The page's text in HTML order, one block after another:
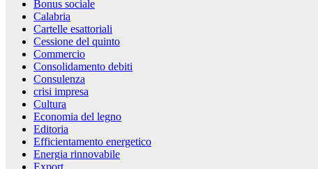
Bonus sociale
Calabria
Cartelle esattoriali
Cessione del quinto
Commercio
Consolidamento debiti
Consulenza
crisi impresa
Cultura
Economia del legno
Editoria
Efficientamento energetico
Energia rinnovabile
Export